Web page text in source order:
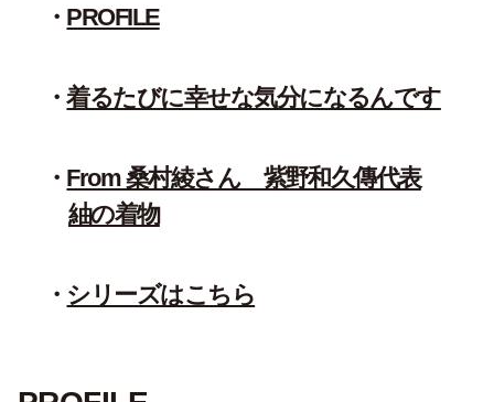
PROFILE
着るたびに幸せな気分になるんです
From 桑村綾さん 紫野和久傳代表
紬の着物
シリーズはこちら